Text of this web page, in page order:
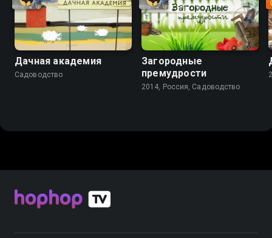
Дачная академия
Садоводство
Загородные
премудрости
2014, Россия, Садоводство